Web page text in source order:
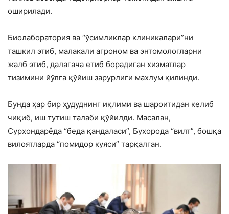
оширилади.
Биолаборатория ва “ўсимликлар клиникалари”ни
ташкил этиб, малакали агроном ва энтомологларни
жалб этиб, далагача етиб борадиган хизматлар
тизимини йўлга қўйиш зарурлиги махлум қилинди.
Бунда ҳар бир ҳудуднинг иқлими ва шароитидан келиб
чиқиб, иш тутиш талаби қўйилди. Масалан,
Сурхондарёда “беда қандаласи”, Бухорода “вилт”, бошқа
вилоятларда “помидор куяси” тарқалган.